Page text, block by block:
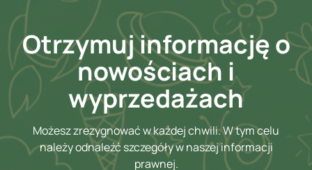
Otrzymuj informację o
nowościach i
wyprzedażach
Możesz zrezygnować w każdej chwili. W tym celu
należy odnaleźć szczegóły w naszej informacji
prawnej.